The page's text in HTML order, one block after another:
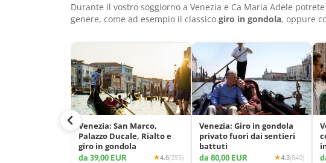
Durante il vostro soggiorno a Venezia e Ca Maria Adele
genere, come ad esempio il classico giro in gondola, oppure
Venezia: San Marco,
Palazzo Ducale, Rialto e
giro in gondola
da 39,00 EUR 4.6(355)
Venezia: Giro in gondola
privato fuori dai sentieri
battuti
da 80,00 EUR 4.3(840)